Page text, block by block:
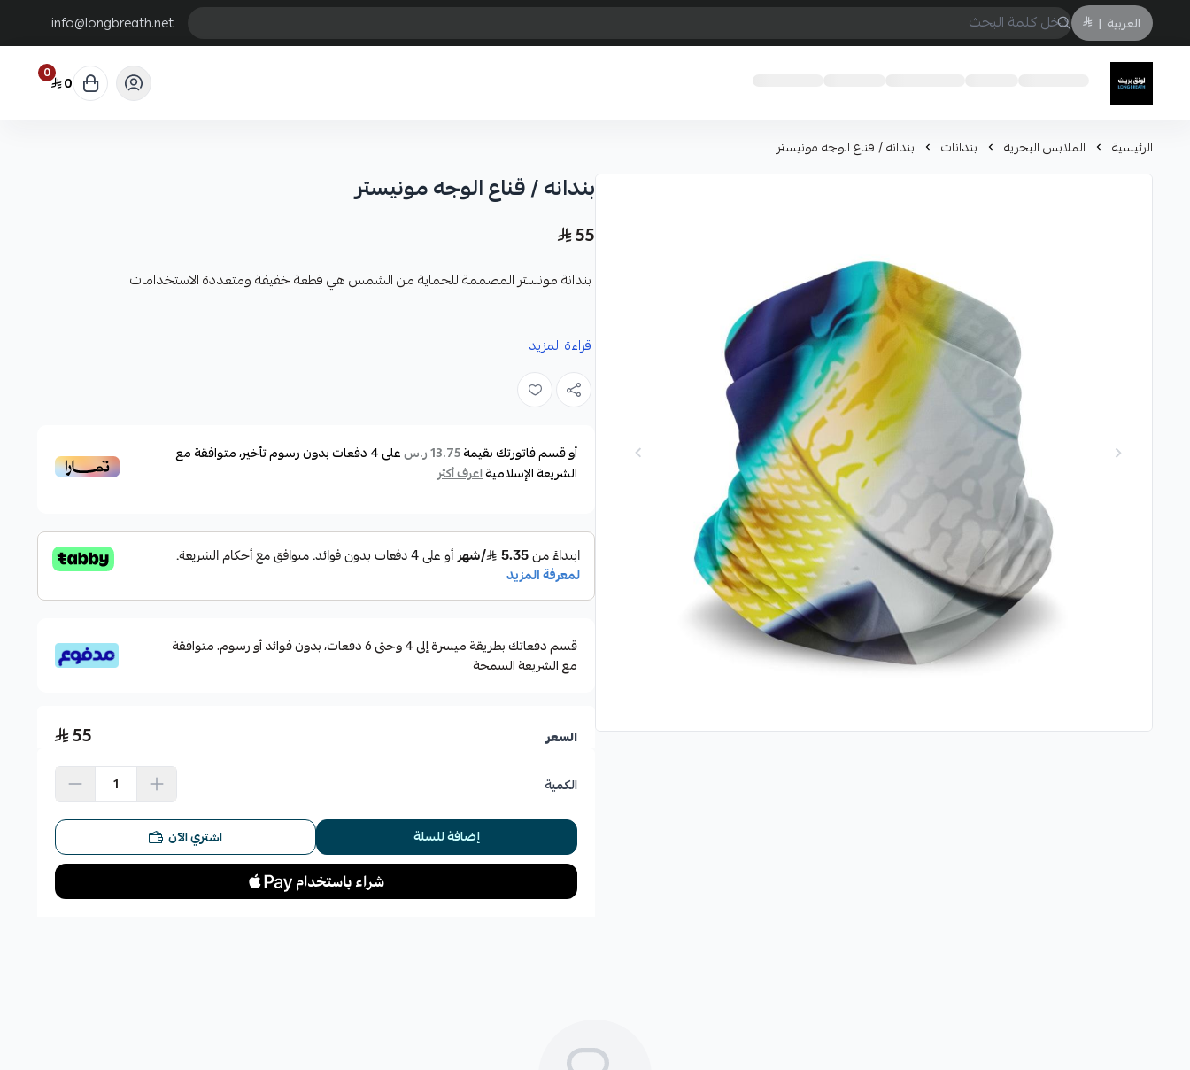
العربية |
info@longbreath.net
لونق بريث
0 0
الرئيسية الملابس البحرية بندانات بندانه / قناع الوجه مونيستر
بندانه / قناع الوجه مونيستر
55
بندانة مونستر المصممة للحماية من الشمس هي قطعة خفيفة ومتعددة الاستخدامات
المميزات :
حماية فعالة من أشعة الشمس الضارة. تُرتدى حول الرقبة وتغطي جوانب الوجه وأحياناً الرأس كله
القوارب، والغوص.
حماية جيدة للجلد وتعمل على منع الحرارة والعرق، مما يجعلها مثالية لراحة دائمة أثناء التعرض
سهولة التنفس مع ميزة الجفاف السريع
قراءة المزيد
أو قسم فاتورتك بقيمة13.75 ر.س على4دفعات بدون رسوم تأخير، متوافقة مع
الشريعة الإسلاميةاعرف أكثر
قسم دفعاتك بطريقة ميسرة إلى 4 وحتى 6 دفعات، بدون فوائد أو رسوم. متوافقة
مع الشريعة السمحة
السعر 55
الكمية
إضافة للسلة اشتري الآن